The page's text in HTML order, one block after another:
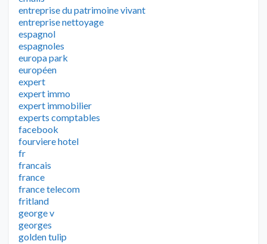
entreprise du patrimoine vivant
entreprise nettoyage
espagnol
espagnoles
europa park
européen
expert
expert immo
expert immobilier
experts comptables
facebook
fourviere hotel
fr
francais
france
france telecom
fritland
george v
georges
golden tulip